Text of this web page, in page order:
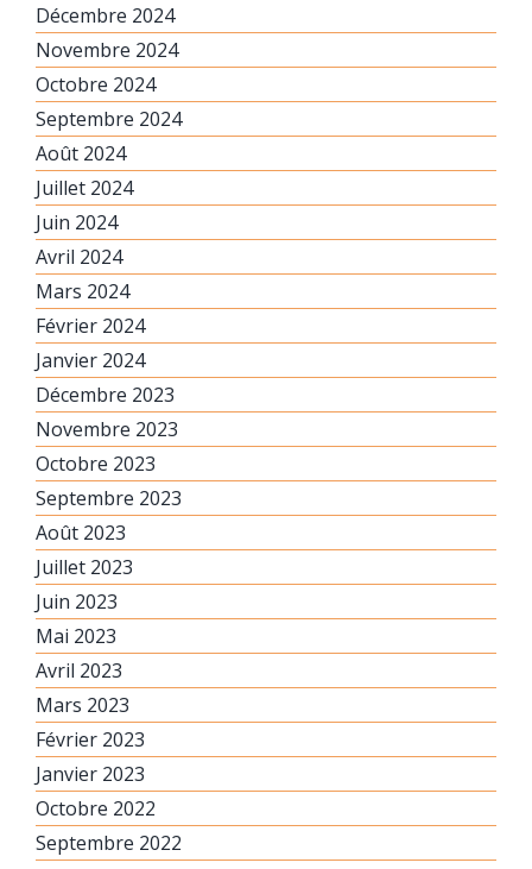
Décembre 2024
Novembre 2024
Octobre 2024
Septembre 2024
Août 2024
Juillet 2024
Juin 2024
Avril 2024
Mars 2024
Février 2024
Janvier 2024
Décembre 2023
Novembre 2023
Octobre 2023
Septembre 2023
Août 2023
Juillet 2023
Juin 2023
Mai 2023
Avril 2023
Mars 2023
Février 2023
Janvier 2023
Octobre 2022
Septembre 2022